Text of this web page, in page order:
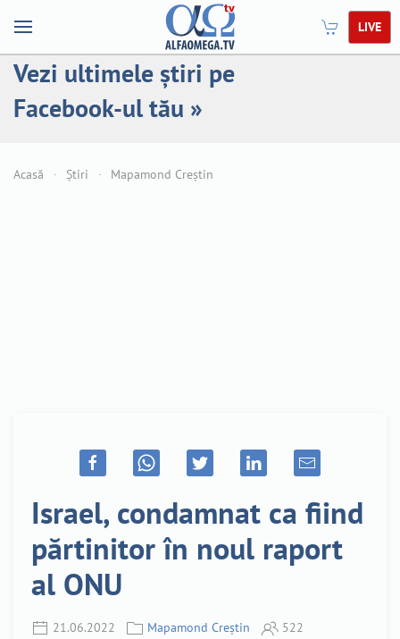
LIVE
Vezi ultimele știri pe
Facebook-ul tău »
Acasă Știri Mapamond Creștin
Israel, condamnat ca fiind
părtinitor în noul raport
al ONU
21.06.2022 Mapamond Creștin 522